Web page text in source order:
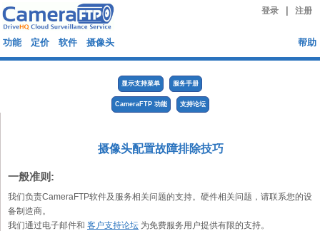
登录 注册
功能 定价 软件 摄像头 帮助
显示支持菜单 服务手册
CameraFTP 功能 支持论坛
摄像头配置故障排除技巧
一般准则:
我们负责CameraFTP软件及服务相关问题的支持。硬件相关问题，请联系您的设
备制造商。
我们通过电子邮件和 客户支持论坛 为免费服务用户提供有限的支持。